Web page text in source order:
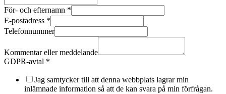
För- och efternamn *
E-postadress *
Telefonnummer
Kommentar eller meddelande
GDPR-avtal *
Jag samtycker till att denna webbplats lagrar min
inlämnade information så att de kan svara på min förfrågan.